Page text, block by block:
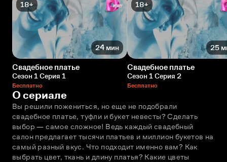
18+
24 мин
Свадебное платье
Сезон 1 Серия 1
Бесплатно
18+
25
Свадебное платье
Сезон 1 Серия 2
Бесплатно
О сериале
Вы решили пожениться, но еще не подобрали
свадебное платье, туфли и букет невесты? Сделать
выбор — самое сложное! Ведь каждый свадебный
салон предлагает тысячи платьев и миллион букетов на
самый разный вкус. Что подходит именно вам? Как
выбрать цвет, ткань и длину платья? Какие цветы